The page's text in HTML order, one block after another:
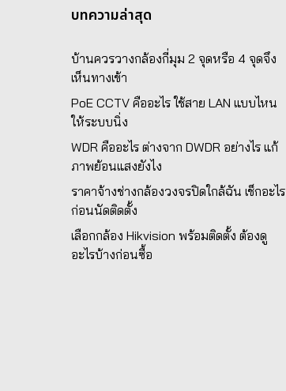
บทความล่าสุด
บ้านควรวางกล้องกี่มุม 2 จุดหรือ 4 จุดจึง
เห็นทางเข้า
PoE CCTV คืออะไร ใช้สาย LAN แบบไหน
ให้ระบบนิ่ง
WDR คืออะไร ต่างจาก DWDR อย่างไร แก้
ภาพย้อนแสงยังไง
ราคาจ้างช่างกล้องวงจรปิดใกล้ฉัน เช็กอะไร
ก่อนนัดติดตั้ง
เลือกกล้อง Hikvision พร้อมติดตั้ง ต้องดู
อะไรบ้างก่อนซื้อ